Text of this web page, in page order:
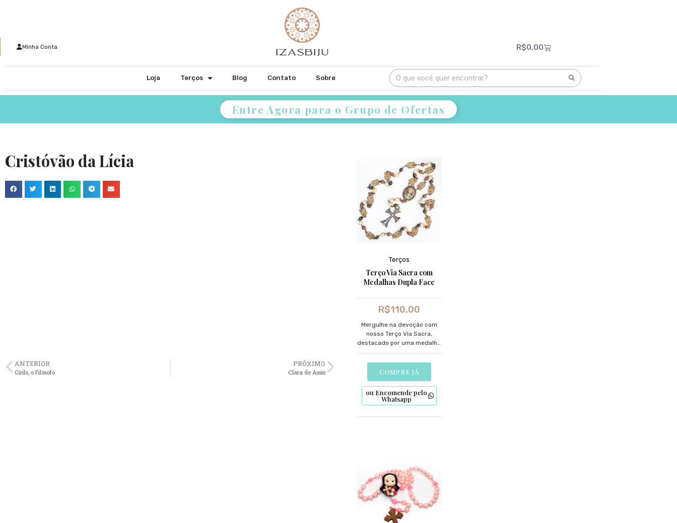
Minha Conta R$0,00
Loja Terços Blog Contato Sobre
Entre Agora para o Grupo de Ofertas
Cristóvão da Lícia
ANTERIOR
Cirilo, o Filósofo
PRÓXIMO
Clara de Assis
Terços
Terço Via Sacra com
Medalhas Dupla Face
R$110,00
Mergulhe na devoção com
nosso Terço Via Sacra,
destacado por uma medalha
dupla face meticulosamente
desenhada.
COMPRE JÁ
ou Encomende pelo
Whatsapp